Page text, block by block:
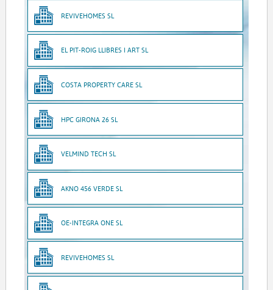
REVIVEHOMES SL
EL PIT-ROIG LLIBRES I ART SL
COSTA PROPERTY CARE SL
HPC GIRONA 26 SL
VELMIND TECH SL
AKNO 456 VERDE SL
OE-INTEGRA ONE SL
REVIVEHOMES SL